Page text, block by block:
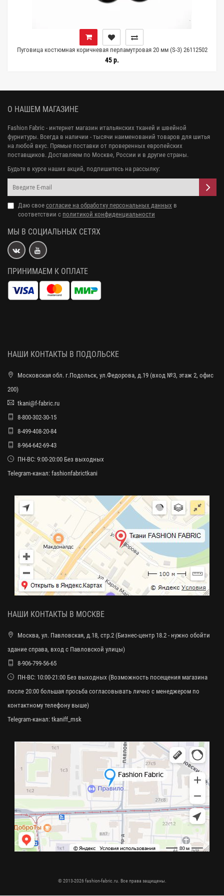
Пуговица костюмная коричневая перламутровая 20 мм (S-3) 26112502
45 р.
О НАШЕМ МАГАЗИНЕ
Fashion Fabric - интернет магазин итальянских тканей и швейной
фурнитуры. Всегда в наличии - тысячи наименований товаров для шитья
на любой вкус. Прямые поставки от проверенных европейских
поставщиков. Доставляем по Москве, России и в другие страны.
Будьте в курсе наших акций, подпишитесь на рассылку:
Даю свое согласие на обработку персональных данных в
соответствии с политикой конфиденциальности
МЫ В СОЦИАЛЬНЫХ СЕТЯХ
ПРИНИМАЕМ К ОПЛАТЕ
НАШИ КОНТАКТЫ В ПОДОЛЬСКЕ
Московская обл. г.Подольск, ул.Федорова, д.19 (вход №3, этаж 2, офис
200)
tkani@f-fabric.ru
8-800-302-30-15
8-499-408-20-84
8-964-642-69-43
ПН-ВС: 9:00-20:00 Без выходных
Telegram-канал: fashionfabrictkani
НАШИ КОНТАКТЫ В МОСКВЕ
Москва, ул. Павловская, д.18, стр.2 (Бизнес-центр 18.2 - нужно обойти
здание справа, вход с Павловской улицы)
8-906-799-56-65
ПН-ВС: 10:00-21:00 Без выходных (Возможность посещения магазина
после 20:00 большая просьба согласовывать лично с менеджером по
контактному телефону выше)
Telegram-канал: tkaniff_msk
© 2013-2026 fashion-fabric.ru. Все права защищены.